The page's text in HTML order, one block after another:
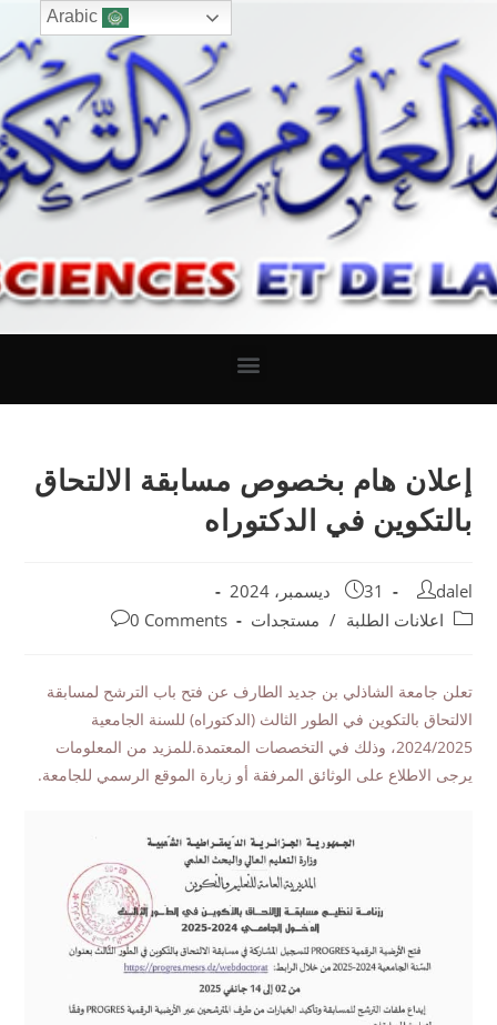
إعلان هام بخصوص مسابقة الالتحاق
بالتكوين في الدكتوراه
dalel
31 ديسمبر، 2024
اعلانات الطلبة / مستجدات 0 Comments
تعلن جامعة الشاذلي بن جديد الطارف عن فتح باب الترشح لمسابقة
الالتحاق بالتكوين في الطور الثالث (الدكتوراه) للسنة الجامعية
2024/2025، وذلك في التخصصات المعتمدة.للمزيد من المعلومات
يرجى الاطلاع على الوثائق المرفقة أو زيارة الموقع الرسمي للجامعة.
Arabic